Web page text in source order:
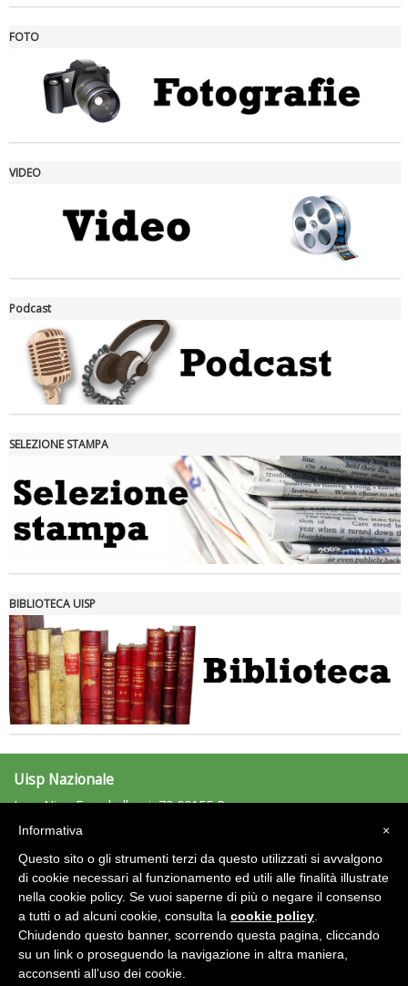
Ddl Lobby, Uisp: “Il Parlamento valorizzi le nostre specificità"
Tiziano Pesce nel Cda di Fondazione Terzjus: prima riunione a
FOTO
VIDEO
Podcast
SELEZIONE STAMPA
BIBLIOTECA UISP
Uisp Nazionale
L.go Nino Franchellucci, 73 00155 Roma
Tel: 06.439841 - Fax: 06.43984320
C.F.: 97029170582
Area Riservata 2.0
×
Informativa
Questo sito o gli strumenti terzi da questo utilizzati si avvalgono
di cookie necessari al funzionamento ed utili alle finalità illustrate
nella cookie policy. Se vuoi saperne di più o negare il consenso
a tutti o ad alcuni cookie, consulta la cookie policy
Chiudendo questo banner, scorrendo questa pagina, cliccando
su un link o proseguendo la navigazione in altra maniera,
acconsenti all’uso dei cookie.